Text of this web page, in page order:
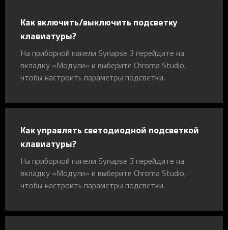
Как включить/выключить подсветку
клавиатуры?
На приборной панели Synapse 3 перейдите на
вкладку «Модули» и выберите Chroma Studio,
чтобы настроить параметры подсветки.
Как управлять светодиодной подсветкой
клавиатуры?
На приборной панели Synapse 3 перейдите на
вкладку «Модули» и выберите Chroma Studio,
чтобы настроить параметры подсветки.